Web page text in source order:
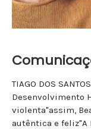
TIAGO DOS
Desenvolvimento
violenta"assim,
autêntica e feliz"A